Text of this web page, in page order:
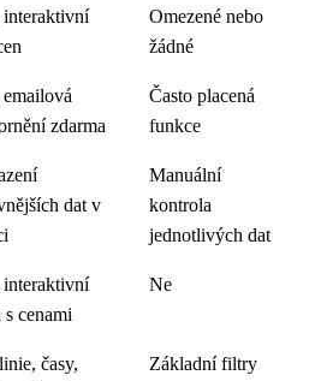
Omezené nebo
žádné
zdarma
Často placená
funkce
dat v
Manuální
kontrola
jednotlivých dat
s cenami
Ne
časy,
Základní filtry